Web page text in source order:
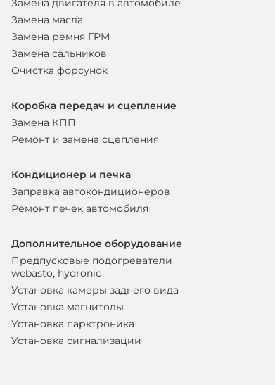
Замена двигателя в автомобиле
Замена масла
Замена ремня ГРМ
Замена сальников
Очистка форсунок
Коробка передач и сцепление
Замена КПП
Ремонт и замена сцепления
Кондиционер и печка
Заправка автокондиционеров
Ремонт печек автомобиля
Дополнительное оборудование
Предпусковые подогреватели
webasto, hydronic
Установка камеры заднего вида
Установка магнитолы
Установка парктроника
Установка сигнализации